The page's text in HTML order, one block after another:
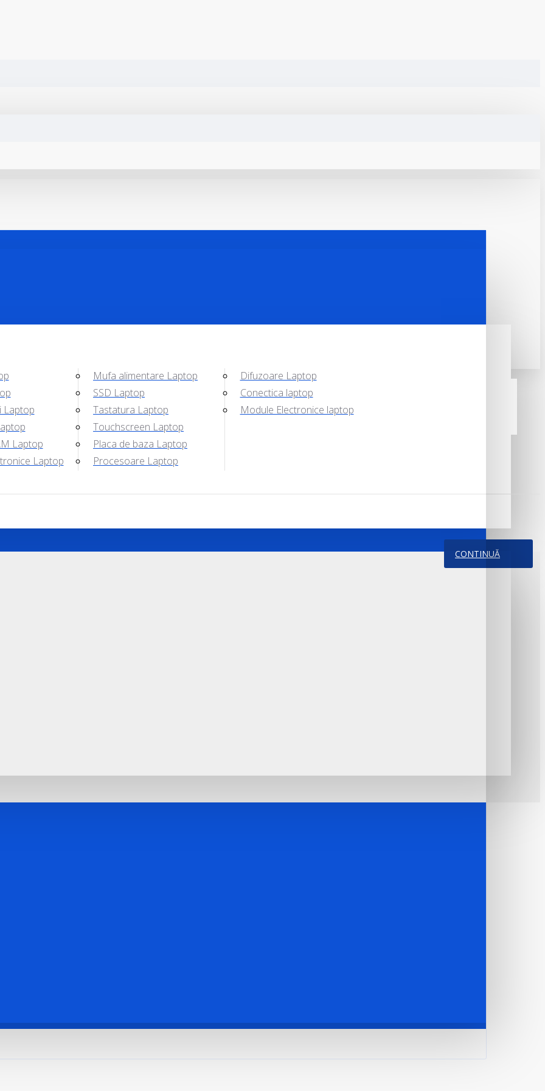
Laptop
Laptop
Laptop
Mufa alimentare Laptop
SSD Laptop
Tastatura Laptop
Touchscreen Laptop
Placa de baza Laptop
Procesoare Laptop
Difuzoare Laptop
Conectica laptop
Module Electronice laptop
CONTINUĂ